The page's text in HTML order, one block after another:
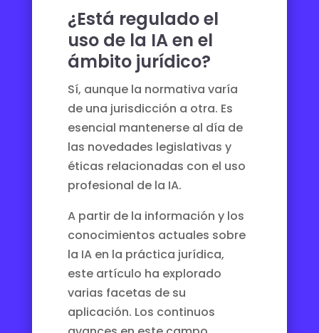
¿Está regulado el
uso de la IA en el
ámbito jurídico?
Sí, aunque la normativa varía
de una jurisdicción a otra. Es
esencial mantenerse al día de
las novedades legislativas y
éticas relacionadas con el uso
profesional de la IA.
A partir de la información y los
conocimientos actuales sobre
la IA en la práctica jurídica,
este artículo ha explorado
varias facetas de su
aplicación. Los continuos